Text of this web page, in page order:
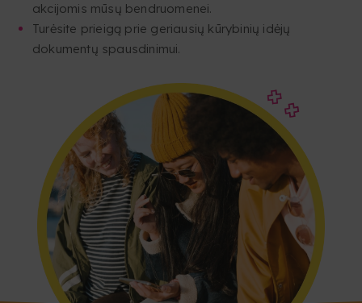
akcijomis mūsų bendruomenei.
Turėsite prieigą prie geriausių kūrybinių idėjų
dokumentų spausdinimui.